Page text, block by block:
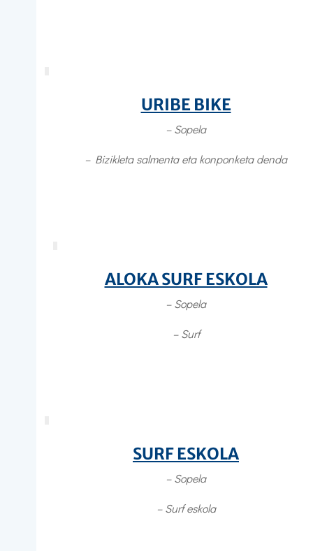
URIBE BIKE
– Sopela
– Bizikleta salmenta eta konponketa denda
ALOKA SURF ESKOLA
– Sopela
– Surf
SURF ESKOLA
– Sopela
– Surf eskola